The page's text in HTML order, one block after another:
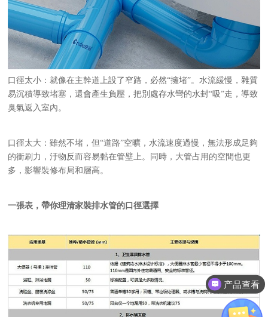
口徑太小：就像在主幹道上設了窄路，必然“擁堵”。水流緩慢，雜質
易沉積導致堵塞，還會產生負壓，把別處存水彎的水封“吸”走，導致
臭氣返入室內。
口徑太大：雖然不堵，但“道路”空曠，水流速度過慢，無法形成足夠
的衝刷力，汙物反而容易黏在管壁上。同時，大管占用的空間也更
多，影響裝修布局和層高。
一張表，帶你理清家裝排水管的口徑選擇
产品查看
材通管家